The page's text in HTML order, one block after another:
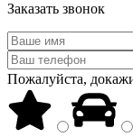
Заказать звонок
Пожалуйста,